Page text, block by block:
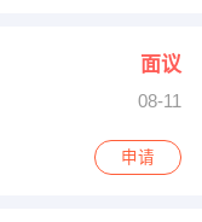
面议
08-11
申请